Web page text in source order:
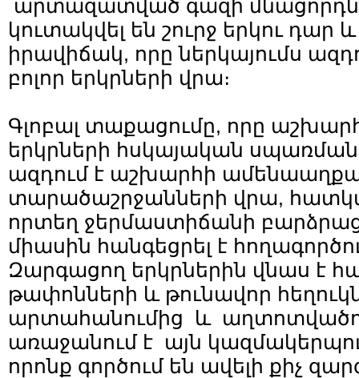
արտազատված գազի
կուտակվել են շուրջ երկու դար
իրավիճակ, որը ներկայումս
բոլոր երկրների վրա։
Գլոբալ տաքացումը, որը
երկրների հսկայական սպառման
ազդում է աշխարհի
տարածաշրջանների վրա,
որտեղ ջերմաստիճանի
միասին հանգեցրել է
Զարգացող երկրներին վնաս է
թափոնների և թունավոր
արտահանումից և
առաջանում է այն
որոնք գործում են ավելի քիչ